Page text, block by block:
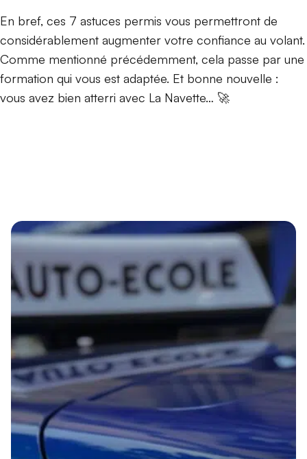
En bref, ces 7 astuces permis vous permettront de
considérablement augmenter votre confiance au volant.
Comme mentionné précédemment, cela passe par une
formation qui vous est adaptée. Et bonne nouvelle :
vous avez bien atterri avec La Navette… 🚀